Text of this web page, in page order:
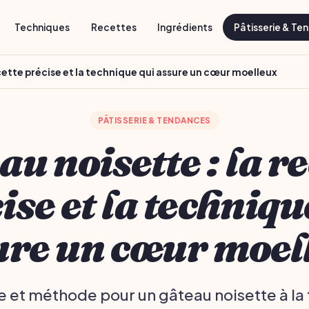
Techniques Recettes Ingrédients Pâtisserie &
précise et la technique qui assure un cœur moelleux
PÂTISSERIE & TENDANCES
noisette : la
et la
un cœur
et méthode pour un gâteau noisette à